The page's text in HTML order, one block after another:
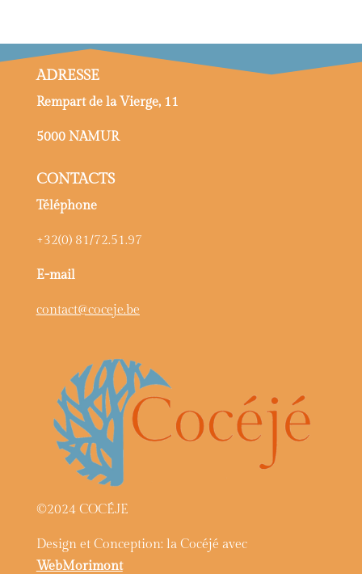
ADRESSE
Rempart de la Vierge, 11
5000 NAMUR
CONTACTS
Téléphone
+32(0) 81/72.51.97
E-mail
contact@coceje.be
©2024 COCÉJE
Design et Conception: la Cocéjé avec
WebMorimont